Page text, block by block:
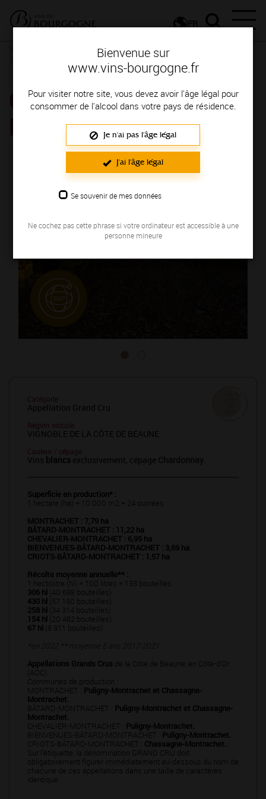
Bienvenue sur
www.vins-bourgogne.fr
Pour visiter notre site, vous devez avoir l'âge légal pour
consommer de l'alcool dans votre pays de résidence.
Je n'ai pas l'âge légal
J'ai l'âge légal
Se souvenir de mes données
Ne cochez pas cette phrase si votre ordinateur est accessible à une
personne mineure
FR
La Bourgogne et ses Appellations
Bourgogne, une localisation privilégiée
CRIOTS-BÂTARD-
MONTRACHET
Catégorie
Appellation Grand Cru
Région viticole
VIGNOBLE DE LA CÔTE DE BEAUNE
Couleur / cépage
Vins blancs exclusivement, cépage
Superficie en production* :
1 hectare (ha) = 10 000 m2 = 24 ouvrées
MONTRACHET : 7,79 ha
BÂTARD-MONTRACHET : 11,22 ha
CHEVALIER-MONTRACHET : 6,95 ha
BIENVENUES-BÂTARD-MONTRACHET : 3,69 ha
CRIOTS-BÂTARD-MONTRACHET : 1,57 ha
Récolte moyenne annuelle** :
1 hectolitre (hl) = 100 litres = 133 bouteilles
306 hl (40 698 bouteilles)
430 hl (57 190 bouteilles)
258 hl
(34 314 bouteilles)
154 hl (20 482 bouteilles)
67 hl (8 911 bouteilles)
*en 2022 ** moyenne 5 ans 2017-2021
Appellations Grands Crus de la Côte de Beaune, en Côte-d’Or
(AOC).
Communes de production :
MONTRACHET :
Puligny-Montrachet et Chassagne-
Montrachet.
BÂTARD-MONTRACHET :
Puligny-Montrachet et Chassagne-
Montrachet.
CHEVALIER-MONTRACHET :
Puligny-Montrachet.
BIENVENUES-BÂTARD-MONTRACHET :
Puligny-Montrachet.
CRIOTS-BÂTARD-MONTRACHET : Chassagne-Montrachet.
Sur l’étiquette, la dénomination GRAND CRU doit
obligatoirement figurer immédiatement au-dessous du nom de
chacune de ces appellations dans une taille de caractères
identique.